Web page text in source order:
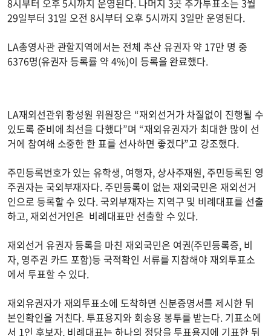
8시부터 오후 5시까지 운영된다. 나머지 3곳 추가투표소는 3월
29일부터 31일 오전 8시부터 오후 5시까지 3일만 운영된다.
LA총영사관 관할지역에서는 전체 추산 유권자 약 17만 명 중
6376명(유권자 등록률 약 4%)이 등록을 완료했다.
LA재외선관위 황성원 위원장은 “재외선거가 차질없이 진행될 수
있도록 준비에 최선을 다했다”며 “재외유권자가 최대한 많이 선
거에 참여해 소중한 한 표를 선사하면 좋겠다”고 강조했다.
주민등록번호가 있는 유학생, 여행자, 상사주재원, 주민등록된 영
주권자는 국외부재자다. 주민등록이 없는 재외국민은 재외선거
인으로 등록할 수 있다. 국외부재자는 지역구 및 비례대표를 선출
하고, 재외선거인은 비례대표만 선출할 수 있다.
재외선거 유권자 등록을 마친 재외국민은 여권(주민등록증, 비
자, 영주권 카드 포함)등 국적확인 서류를 지참해야 재외투표소
에서 투표할 수 있다.
재외유권자가 재외투표소에 도착하면 신분증명서를 제시한 뒤
본인확인을 거친다. 투표용지와 회송용 봉투를 받는다. 기표소에
서 1인 후보자, 비례대표는 하나의 정당을 투표용지에 기표한 뒤